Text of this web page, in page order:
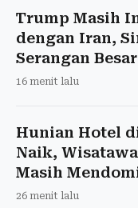
Trump Masih
dengan Iran,
Serangan Besar
16 menit lalu
Hunian Hotel
Naik,
Masih
26 menit lalu